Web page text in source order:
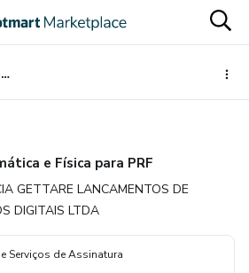
Matemática e Física para PRF
e Física para PRF
GETTARE LANCAMENTOS DE
DIGITAIS LTDA
Serviços de Assinatura